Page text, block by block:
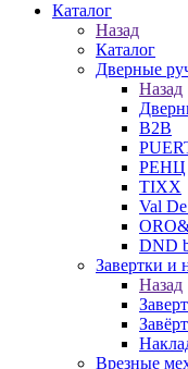
Каталог
Назад
Каталог
Дверные
Назад
B2B
РЕНЦ
TIXX
Val
DND
Завертки и
Назад
Врезные